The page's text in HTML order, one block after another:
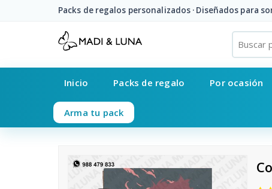
Packs de regalos personalizados · Diseñados para
Inicio Packs de regalo Por ocasión
Arma tu pack